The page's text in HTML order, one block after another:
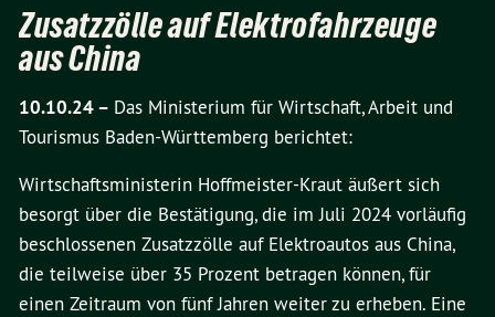
Zusatzzölle auf Elektrofahrzeuge
aus China
10.10.24 – Das Ministerium für Wirtschaft, Arbeit und
Tourismus Baden-Württemberg berichtet:
Wirtschaftsministerin Hoffmeister-Kraut äußert sich
besorgt über die Bestätigung, die im Juli 2024 vorläufig
beschlossenen Zusatzzölle auf Elektroautos aus China,
die teilweise über 35 Prozent betragen können, für
einen Zeitraum von fünf Jahren weiter zu erheben. Eine